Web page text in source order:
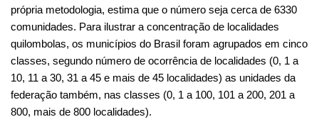
própria metodologia, estima que o número seja cerca de 6330
comunidades. Para ilustrar a concentração de localidades
quilombolas, os municípios do Brasil foram agrupados em cinco
classes, segundo número de ocorrência de localidades (0, 1 a
10, 11 a 30, 31 a 45 e mais de 45 localidades) as unidades da
federação também, nas classes (0, 1 a 100, 101 a 200, 201 a
800, mais de 800 localidades).